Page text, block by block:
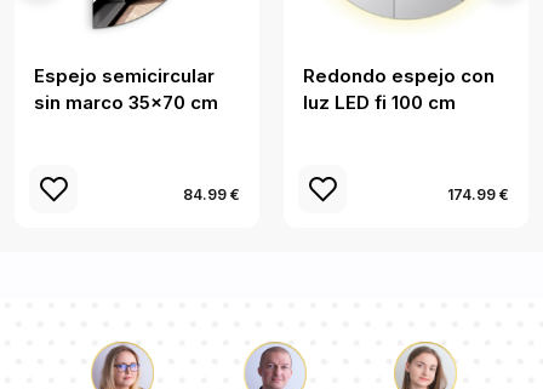
Espejo semicircular
sin marco 35x70 cm
84.99 €
Redondo espejo con
luz LED fi 100 cm
174.99 €